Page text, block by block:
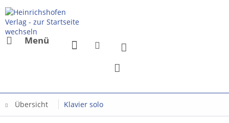
Menü
Übersicht Klavier solo